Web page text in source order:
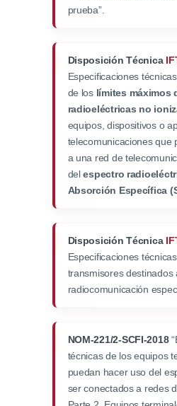
prueba”.
Disposición Técnica
Especificaciones
de los límites máximos
radioeléctricas no
equipos, dispositivos o
telecomunicaciones que
a una red de
delespectro
Absorción Específica
Disposición Técnica
Especificaciones
transmisores destinados
radiocomunicación
NOM-221/2-SCFI-2018
técnicas de los equipos
puedan hacer uso del
ser conectados a redes